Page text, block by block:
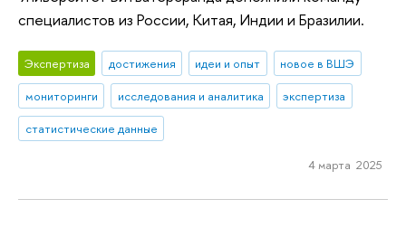
специалистов из России, Китая, Индии и Бразилии.
Экспертиза достижения идеи и опыт
новое в ВШЭ
мониторинги
исследования и аналитика
экспертиза
статистические данные
4 марта 2025